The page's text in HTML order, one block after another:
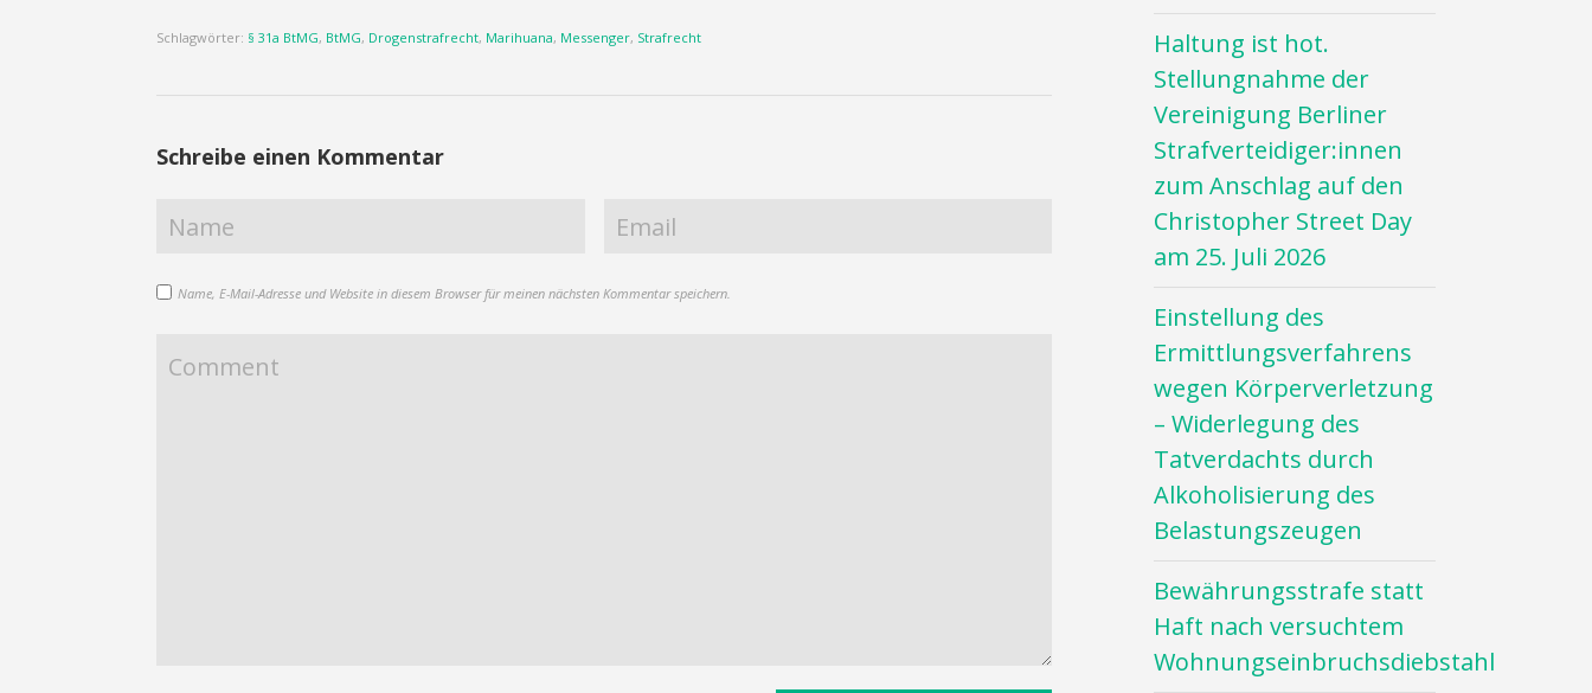
Schlagwörter: § 31a BtMG, BtMG, Drogenstrafrecht, Marihuana, Messenger, Strafrecht
Schreibe einen Kommentar
Name, E-Mail-Adresse und Website in diesem Browser für meinen nächsten Kommentar speichern.
Haltung ist hot.
Stellungnahme der
Vereinigung Berliner
Strafverteidiger:innen
zum Anschlag auf den
Christopher Street Day
am 25. Juli 2026
Einstellung des
Ermittlungsverfahrens
wegen Körperverletzung
– Widerlegung des
Tatverdachts durch
Alkoholisierung des
Belastungszeugen
Bewährungsstrafe statt
Haft nach versuchtem
Wohnungseinbruchsdiebstahl